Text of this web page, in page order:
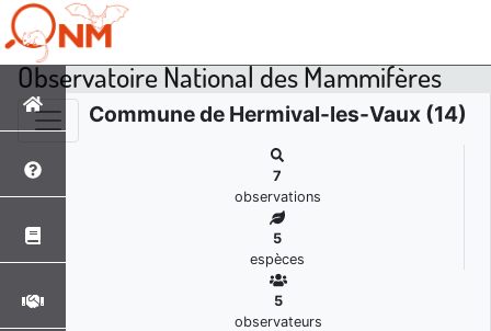
Observatoire National des Mammifères
Commune de Hermival-les-Vaux (14)
7
observations
5
espèces
5
observateurs